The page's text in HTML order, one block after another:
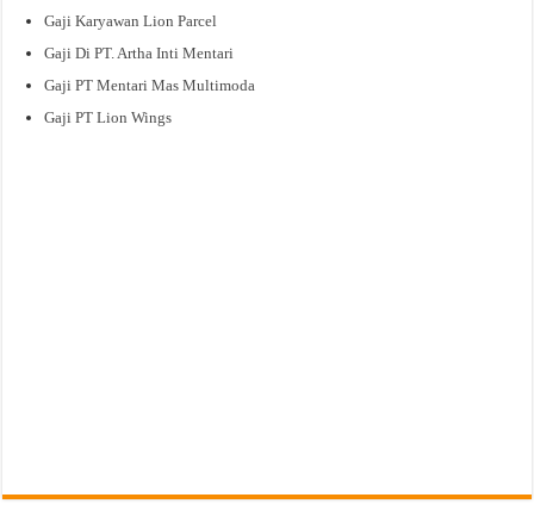
Gaji Karyawan Lion Parcel
Gaji Di PT. Artha Inti Mentari
Gaji PT Mentari Mas Multimoda
Gaji PT Lion Wings